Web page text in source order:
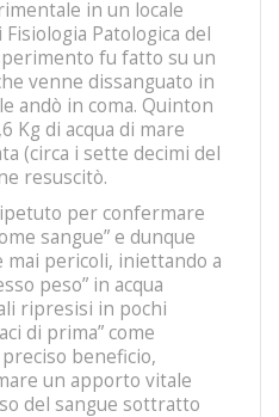
in un locale
Patologica del
fu fatto su un
venne dissanguato in
andò in coma. Quinton
Kg di acqua di mare
(circa i sette decimi del
resuscitò.
per confermare
sangue” e dunque
pericoli, iniettando a
peso” in acqua
ripresisi in pochi
di prima” come
beneficio,
un apporto vitale
del sangue sottratto